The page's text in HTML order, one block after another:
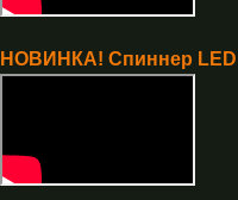
НОВИНКА! Спиннер LED